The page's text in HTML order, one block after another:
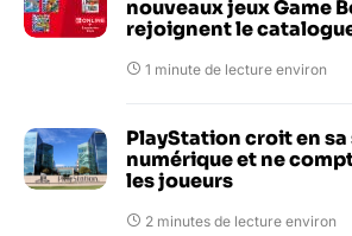
nouveaux jeux Game
rejoignent le
1 minute de lecture environ
PlayStation croit en
numérique et ne
les joueurs
2 minutes de lecture environ